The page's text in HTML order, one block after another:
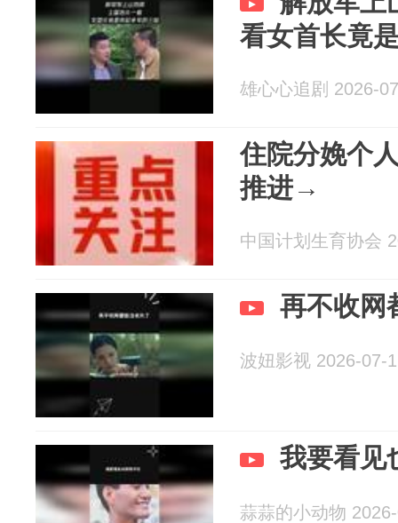
看女首长竟
雄心心追剧 2026-
住院分娩个
推进→
中国计划生育协会
再不收网
波妞影视 2026-07-
我要看见
蒜蒜的小动物